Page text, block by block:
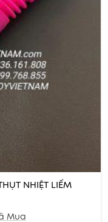
NHIỆT LIẾM
Mua